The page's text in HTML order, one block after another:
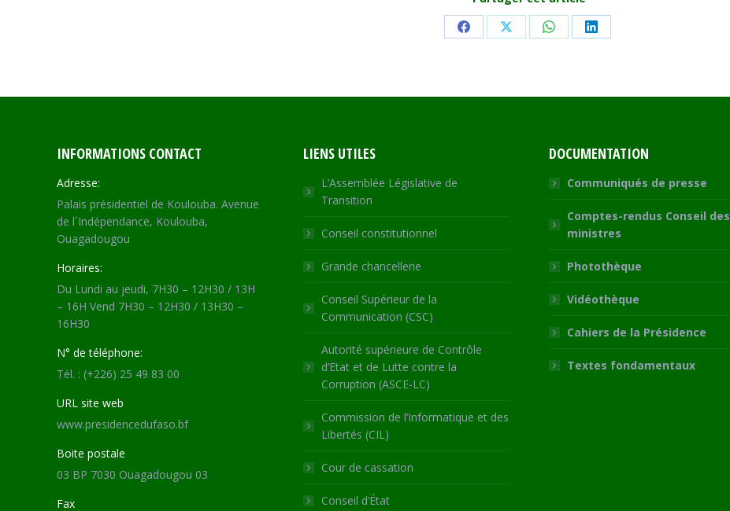
Share Share Share Share
INFORMATIONS CONTACT
Adresse:
Palais présidentiel de Koulouba. Avenue
de l´Indépendance, Koulouba,
Ouagadougou
Horaires:
Du Lundi au jeudi, 7H30 – 12H30 / 13H
– 16H Vend 7H30 – 12H30 / 13H30 –
16H30
N° de téléphone:
Tél. : (+226) 25 49 83 00
URL site web
www.presidencedufaso.bf
Boite postale
03 BP 7030 Ouagadougou 03
Fax
LIENS UTILES
L’Assemblée Législative de
Transition
Conseil constitutionnel
Grande chancellerie
Conseil Supérieur de la
Communication (CSC)
Autorité supérieure de Contrôle
d’Etat et de Lutte contre la
Corruption (ASCE-LC)
Commission de l’Informatique et des
Libertés (CIL)
Cour de cassation
Conseil d’État
DOCUMENTATION
Communiqués de presse
Comptes-rendus Conseil des
ministres
Photothèque
Vidéothèque
Cahiers de la Présidence
Textes fondamentaux